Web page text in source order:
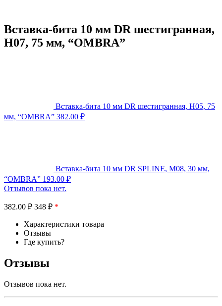
Вставка-бита 10 мм DR шестигранная,
H07, 75 мм, “OMBRA”
Вставка-бита 10 мм DR шестигранная, H05, 75
мм, “OMBRA” 382.00 ₽
Вставка-бита 10 мм DR SPLINE, M08, 30 мм,
“OMBRA” 193.00 ₽
Отзывов пока нет.
382.00 ₽ 348 ₽ *
Характеристики товара
Отзывы
Где купить?
Отзывы
Отзывов пока нет.